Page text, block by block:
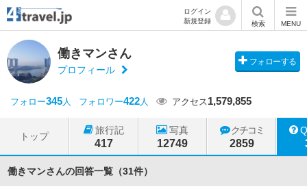
ログイン
新規登録
検索 MENU
働きマンさん
プロフィール
フォローする
フォロー345人 フォロワー422人 アクセス1,579,855
トップ
旅行記
417
写真
12749
クチコミ
2859
働きマンさんの回答一覧（31件）